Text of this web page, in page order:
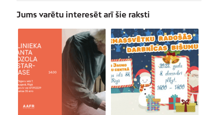
Jums varētu interesēt arī šie raksti